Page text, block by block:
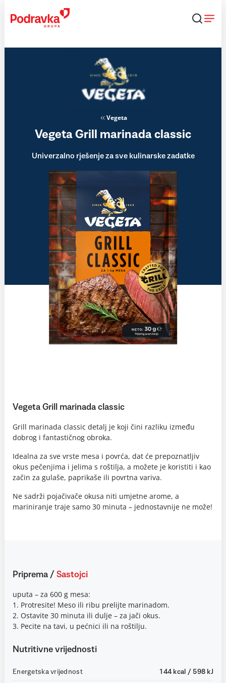
content
Vegeta
Vegeta Grill marinada classic
Univerzalno rješenje za sve kulinarske zadatke
Vegeta Grill marinada classic
Grill marinada classic detalj je koji čini razliku između
dobrog i fantastičnog obroka.
Idealna za sve vrste mesa i povrća, dat će prepoznatljiv
okus pečenjima i jelima s roštilja, a možete je koristiti i kao
začin za gulaše, paprikaše ili povrtna variva.
Ne sadrži pojačivače okusa niti umjetne arome, a
mariniranje traje samo 30 minuta – jednostavnije ne može!
Priprema / Sastojci
uputa – za 600 g mesa:
1. Protresite! Meso ili ribu prelijte marinadom.
2. Ostavite 30 minuta ili dulje – za jači okus.
3. Pecite na tavi, u pećnici ili na roštilju.
Nutritivne vrijednosti
Energetska vrijednost 144 kcal / 598 kJ